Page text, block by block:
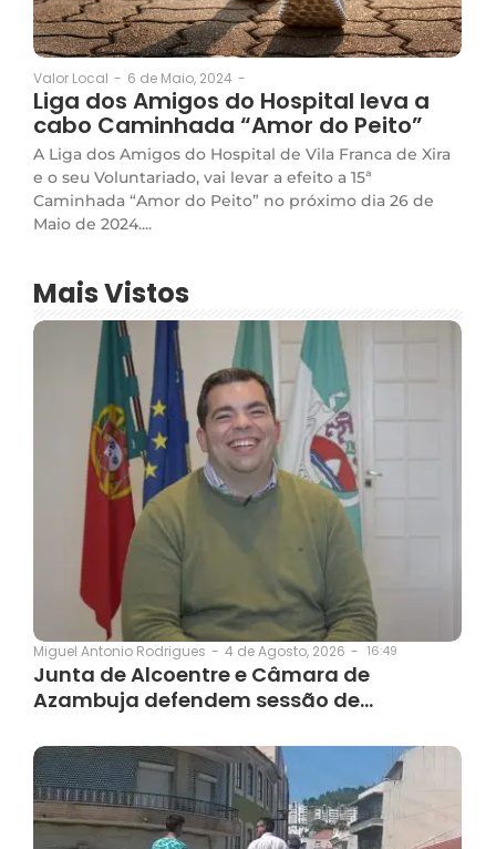
Valor Local - 6 de Maio, 2024 -
Liga dos Amigos do Hospital leva a
cabo Caminhada “Amor do Peito”
A Liga dos Amigos do Hospital de Vila Franca de Xira
e o seu Voluntariado, vai levar a efeito a 15ª
Caminhada “Amor do Peito” no próximo dia 26 de
Maio de 2024....
Mais Vistos
Miguel Antonio Rodrigues - 4 de Agosto, 2026 - 16:49
Junta de Alcoentre e Câmara de
Azambuja defendem sessão de…